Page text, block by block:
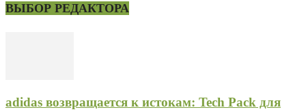
ВЫБОР РЕДАКТОРА
adidas возвращается к истокам: Tech Pack для